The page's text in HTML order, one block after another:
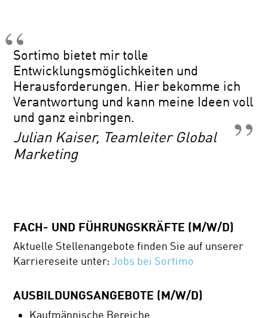
Sortimo bietet mir tolle
Entwicklungsmöglichkeiten und
Herausforderungen. Hier bekomme ich
Verantwortung und kann meine Ideen voll
und ganz einbringen.
Julian Kaiser, Teamleiter Global
Marketing
FACH- UND FÜHRUNGSKRÄFTE (M/W/D)
Aktuelle Stellenangebote finden Sie auf unserer
Karriereseite unter:Jobs bei Sortimo
AUSBILDUNGSANGEBOTE (M/W/D)
Kaufmännische Bereiche